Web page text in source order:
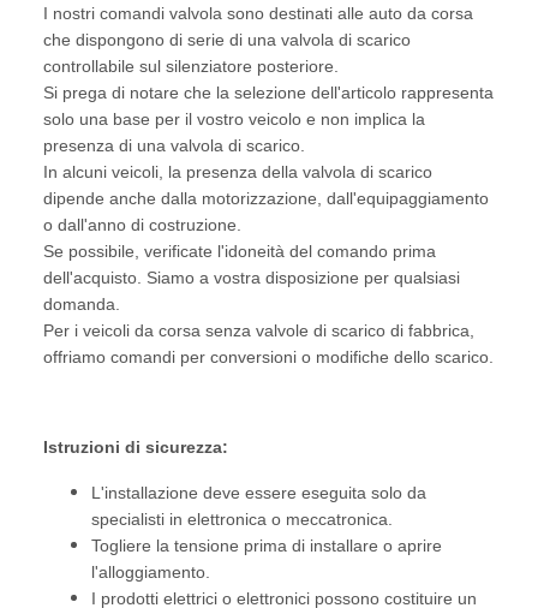
I nostri comandi valvola sono destinati alle auto da corsa
che dispongono di serie di una valvola di scarico
controllabile sul silenziatore posteriore.
Si prega di notare che la selezione dell'articolo rappresenta
solo una base per il vostro veicolo e non implica la
presenza di una valvola di scarico.
In alcuni veicoli, la presenza della valvola di scarico
dipende anche dalla motorizzazione, dall'equipaggiamento
o dall'anno di costruzione.
Se possibile, verificate l'idoneità del comando prima
dell'acquisto. Siamo a vostra disposizione per qualsiasi
domanda.
Per i veicoli da corsa senza valvole di scarico di fabbrica,
offriamo comandi per conversioni o modifiche dello scarico.
Istruzioni di sicurezza:
L'installazione deve essere eseguita solo da
specialisti in elettronica o meccatronica.
Togliere la tensione prima di installare o aprire
l'alloggiamento.
I prodotti elettrici o elettronici possono costituire un